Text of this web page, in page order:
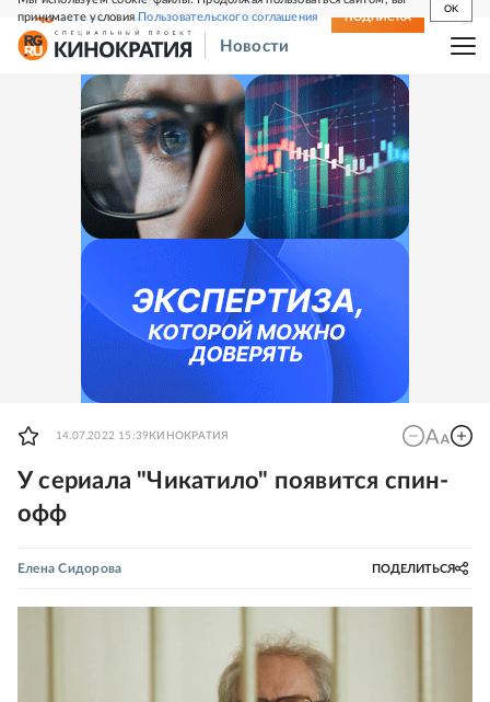
принимаете условияПользовательского соглашения
OK
СВЕЖИЙ НОМЕР ПОДПИСКА
Новости
14.07.2022 15:39 КИНОКРАТИЯ
У сериала "Чикатило" появится спин-
офф
Елена Сидорова ПОДЕЛИТЬСЯ